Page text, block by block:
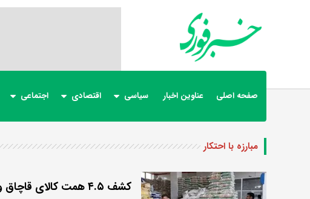
صفحه اصلی عناوین اخبار سیاسی اقتصادی اجتماعی
مبارزه با احتکار
کشف ۴.۵ همت کالای قاچاق و احتکار شده توسط اطلاعات سپاه اصفهان